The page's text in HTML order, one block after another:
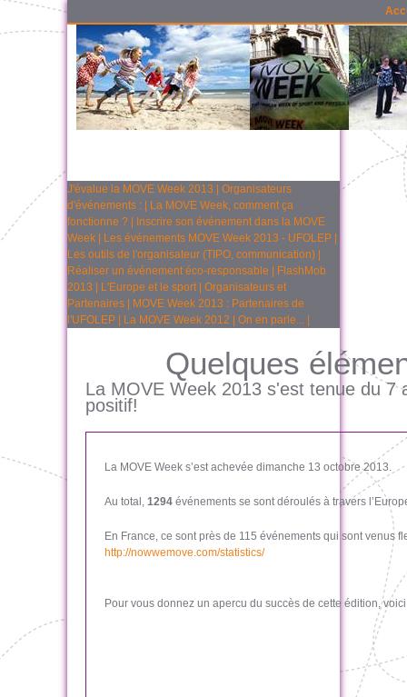
J'évalue la MOVE Week 2013
Organisateurs
d'événements :
La MOVE Week, comment ça
fonctionne ?
Inscrire son événement dans la MOVE
Week
Les événements MOVE Week 2013 - UFOLEP
Les outils de l'organisateur (TIPO, communication)
Réaliser un événement éco-responsable
FlashMob
2013
L'Europe et le sport| Organisateurs et
Partenaires
MOVE Week 2013 : Partenaires de
l'UFOLEP
La MOVE Week 2012 On en parle...
Quelques
La MOVE Week 2013 s'est tenue du 7
positif!
La MOVE Week s’est achevée dimanche 13 octobre 2013.
Au total, 1294 événements se sont déroulés à travers
En France, ce sont près de 115 événements qui sont venus
http://nowwemove.com/statistics/
Pour vous donnez un apercu du succès de cette édition,